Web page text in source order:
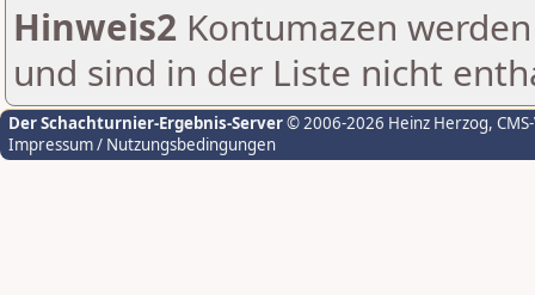
Hinweis2 Kontumazen
und sind in der Liste nicht
Der Schachturnier-Ergebnis-Server© 2006-2026 Heinz Herzog,
Impressum / Nutzungsbedingungen